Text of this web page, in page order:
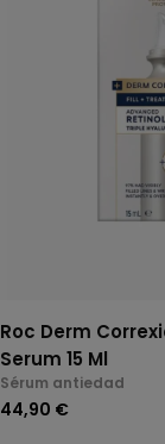
Roc Derm
Serum 15 Ml
Sérum antiedad
44,90 €